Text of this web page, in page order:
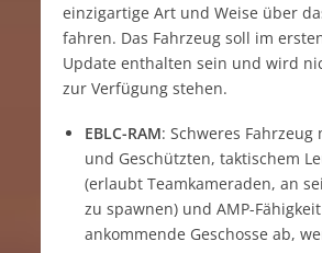
einzigartige Art und Weise über
fahren. Das Fahrzeug soll im
Update enthalten sein und wird
zur Verfügung stehen.
EBLC-RAM: Schweres Fahrzeug
und Geschützten, taktischem
(erlaubt Teamkameraden, an
zu spawnen) und AMP-
ankommende Geschosse ab,